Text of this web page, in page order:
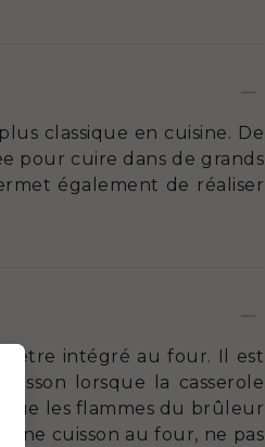
classique en cuisine. De
pour cuire dans de grands
également de réaliser
être intégré au four. Il est
lorsque la casserole
que les flammes du brûleur
une cuisson au four, ne pas